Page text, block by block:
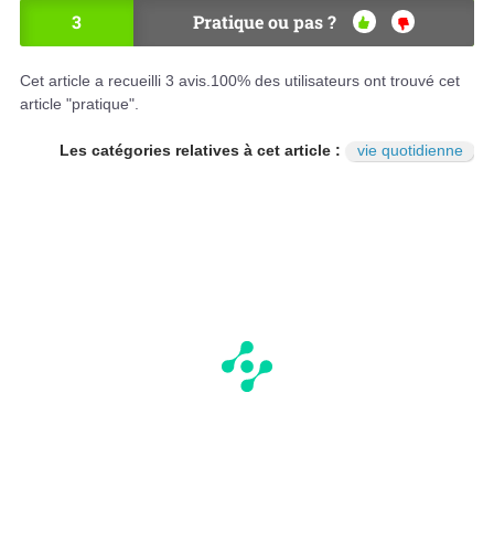
3 Pratique ou pas ?
OU
NO
N
Cet article a recueilli 3 avis.100% des utilisateurs ont trouvé cet
article "pratique".
Les catégories relatives à cet article : vie quotidienne